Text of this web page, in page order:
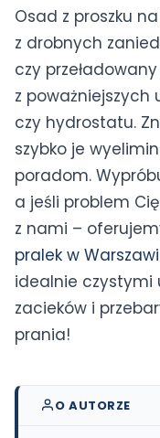
Osad z proszku
z drobnych
czy
z poważniejszych
czy hydrostatu.
szybko je
poradom.
a jeśli problem
z nami –
pralek w
idealnie czystymi
zacieków i
prania!
O AUTORZE